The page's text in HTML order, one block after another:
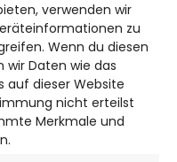
verwenden wir
zu
Wenn du diesen
Daten wie das
auf dieser Website
nicht erteilst
Merkmale und
FÜR